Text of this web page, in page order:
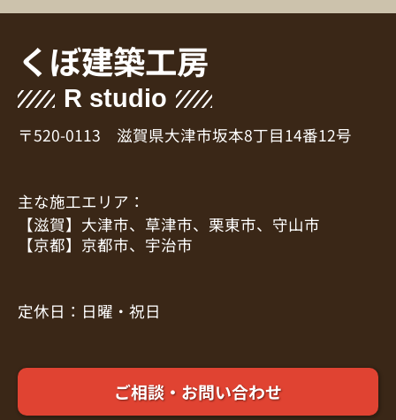
くぼ建築工房
R studio
〒520-0113 滋賀県大津市坂本8丁目14番12号
主な施工エリア：
【滋賀】大津市、草津市、栗東市、守山市
【京都】京都市、宇治市
定休日：日曜・祝日
ご相談・お問い合わせ